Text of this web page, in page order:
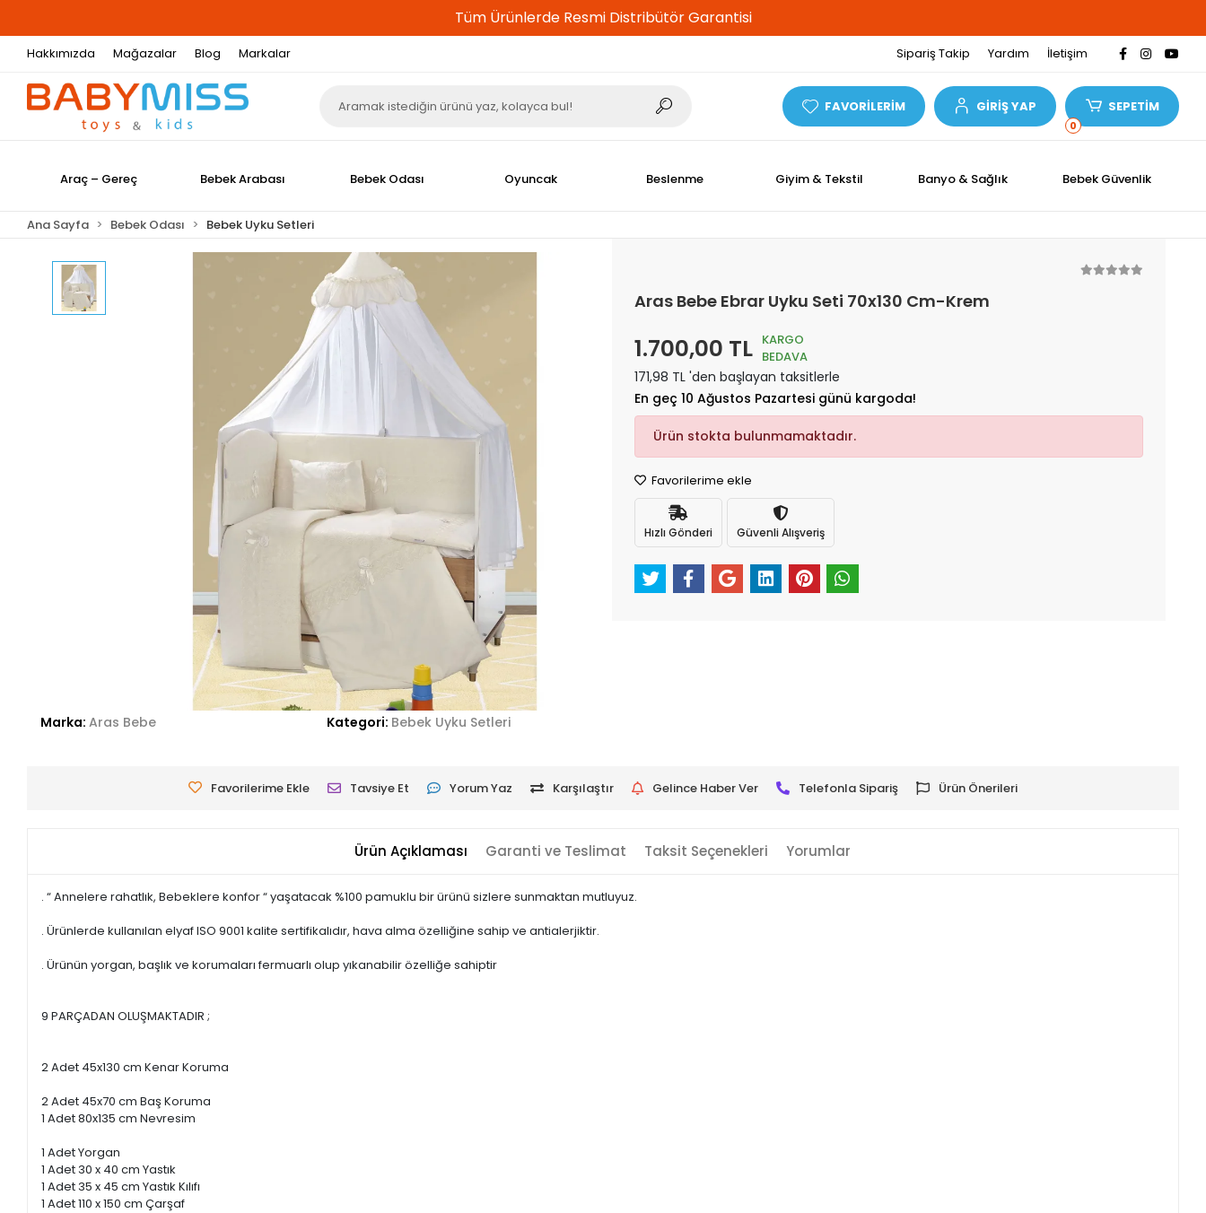
%100 Güvenli Alışveriş
Hakkımızda Mağazalar Blog Markalar Sipariş Takip Yardım İletişim
FAVORİLERİM GİRİŞ YAP
0
SEPETİM
Araç – Gereç Bebek Arabası Bebek Odası Oyuncak Beslenme Giyim & Tekstil Banyo & Sağlık Bebek Güvenlik
Ana Sayfa Bebek Odası Bebek Uyku Setleri
Marka:Aras Bebe Kategori: Bebek Uyku Setleri
Aras Bebe Ebrar Uyku Seti 70x130 Cm-Krem
1.700,00 TL KARGO
BEDAVA
171,98 TL 'den başlayan taksitlerle
En geç 10 Ağustos Pazartesi günü kargoda!
Ürün stokta bulunmamaktadır.
Favorilerime ekle
Hızlı Gönderi Güvenli Alışveriş
Favorilerime Ekle Tavsiye Et Yorum Yaz Karşılaştır Gelince Haber Ver Telefonla Sipariş Ürün Önerileri
Ürün Açıklaması Garanti ve Teslimat Taksit Seçenekleri Yorumlar
. “ Annelere rahatlık, Bebeklere konfor “ yaşatacak %100 pamuklu bir ürünü sizlere sunmaktan mutluyuz.
. Ürünlerde kullanılan elyaf ISO 9001 kalite sertifikalıdır, hava alma özelliğine sahip ve antialerjiktir.
. Ürünün yorgan, başlık ve korumaları fermuarlı olup yıkanabilir özelliğe sahiptir
9 PARÇADAN OLUŞMAKTADIR ;
2 Adet 45x130 cm Kenar Koruma
2 Adet 45x70 cm Baş Koruma
1 Adet 80x135 cm Nevresim
1 Adet Yorgan
1 Adet 30 x 40 cm Yastık
1 Adet 35 x 45 cm Yastık Kılıfı
1 Adet 110 x 150 cm Çarşaf